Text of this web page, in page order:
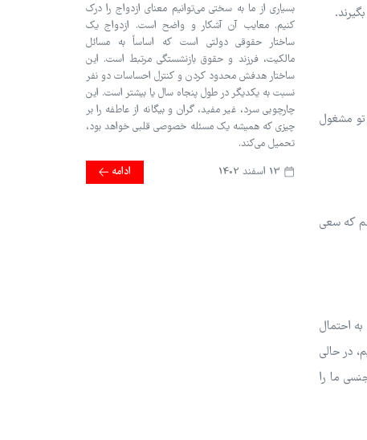
تو مشغول
که سعی
احتمال
در حالی
ما را
بسیاری از ما به سختی می‌توانیم معنای ازدواج را درک
کنیم. معایب آن آشکار و واضح است. ازدواج یک
ساختار حقوقی دولتی است که اساساً به مسائل
مالکیت، فرزند و حقوق بازنشستگی مرتبط است. این
ساختار هدفش محدود کردن و کنترل احساسات دو نفر
نسبت به یکدیگر در طول پنجاه سال یا بیشتر است. این
چارچوبی سرد، غیر مفید، گران و بیگانه از عاطفه را بر
چیزی که همیشه یک مسئله خصوصی قلبی خواهد بود،
تحمیل می‌کند.
ادامه